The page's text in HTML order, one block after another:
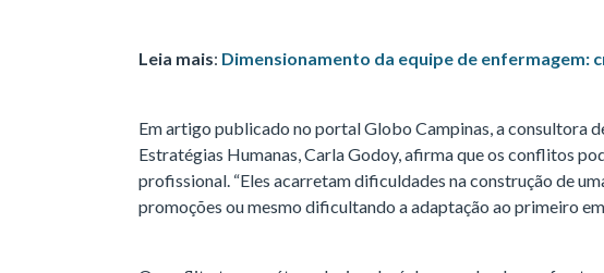
Leia mais: Dimensionamento da equipe de enfermagem:
Em artigo publicado no portal Globo Campinas, a consultora
Estratégias Humanas, Carla Godoy, afirma que os conflitos
profissional. “Eles acarretam dificuldades na construção de
promoções ou mesmo dificultando a adaptação ao primeiro